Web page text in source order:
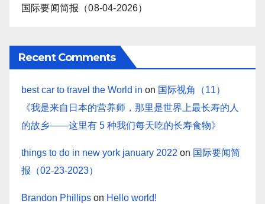
国际要闻简报（08-04-2026）
Recent Comments
best car to travel the World in on 国际视角（11）
《我是来自日本的营养师，那里是世界上最长寿的人
的故乡——这里有 5 种我们每天吃的长寿食物》
things to do in new york january 2022 on 国际要闻简
报（02-23-2023）
Brandon Phillips on Hello world!